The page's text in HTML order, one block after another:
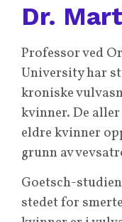
Dr.
Professor ved
University har
kroniske
kvinner. De
eldre kvinner
grunn av
Goetsch-
stedet for